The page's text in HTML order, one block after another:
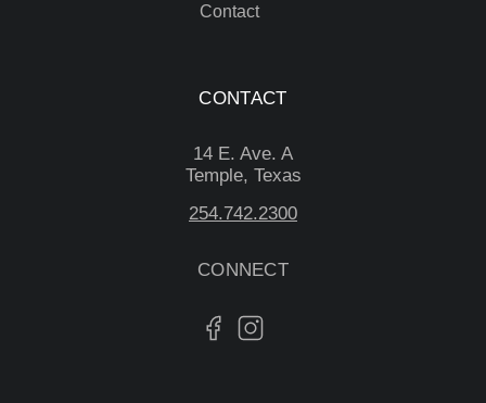
Contact
CONTACT
14 E. Ave. A
Temple, Texas
254.742.2300
CONNECT